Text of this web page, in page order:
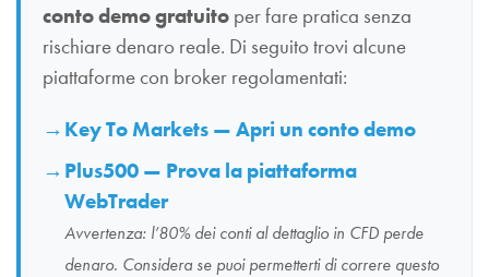
conto demo gratuito per fare pratica senza
rischiare denaro reale. Di seguito trovi alcune
piattaforme con broker regolamentati:
Key To Markets — Apri un conto demo
Plus500 — Prova la piattaforma
WebTrader
Avvertenza: l’80% dei conti al dettaglio in CFD perde
denaro. Considera se puoi permetterti di correre questo